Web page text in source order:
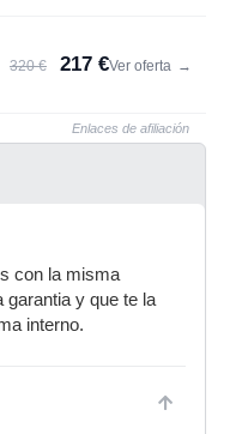
320 € 217 €Ver oferta →
Enlaces de afiliación
con la misma
garantia y que te la
interno.